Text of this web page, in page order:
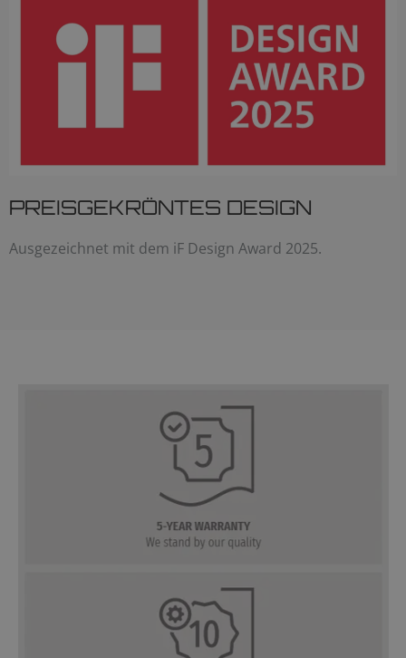
PREISGEKRÖNTES DESIGN
Ausgezeichnet mit dem iF Design Award 2025.